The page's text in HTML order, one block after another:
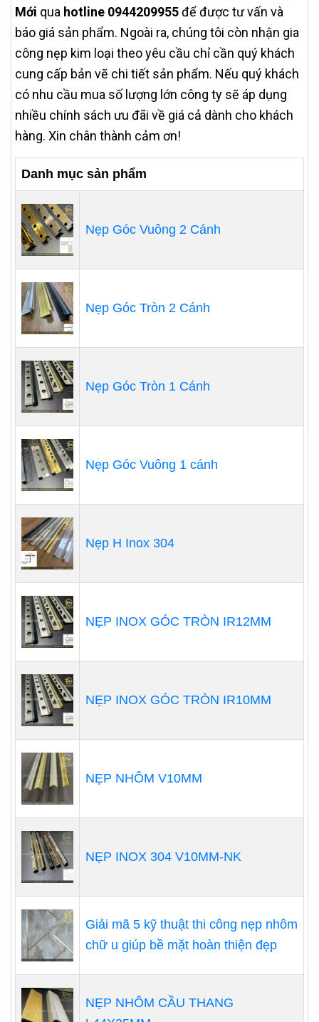
Mới qua hotline 0944209955để được tư vấn và
báo giá sản phẩm. Ngoài ra, chúng tôi còn nhận gia
công nẹp kim loại theo yêu cầu chỉ cần quý khách
cung cấp bản vẽ chi tiết sản phẩm. Nếu quý khách
có nhu cầu mua số lượng lớn công ty sẽ áp dụng
nhiều chính sách ưu đãi về giá cả dành cho khách
hàng. Xin chân thành cảm ơn!
Danh mục sản phẩm
Nẹp Góc Vuông 2 Cánh
Nẹp Góc Tròn 2 Cánh
Nẹp Góc Tròn 1 Cánh
Nẹp Góc Vuông 1 cánh
Nẹp H Inox 304
NẸP INOX GÓC TRÒN IR12MM
NẸP INOX GÓC TRÒN IR10MM
NẸP NHÔM V10MM
NẸP INOX 304 V10MM-NK
Giải mã 5 kỹ thuật thi công nẹp nhôm
chữ u giúp bề mặt hoàn thiện đẹp
NẸP NHÔM CẦU THANG